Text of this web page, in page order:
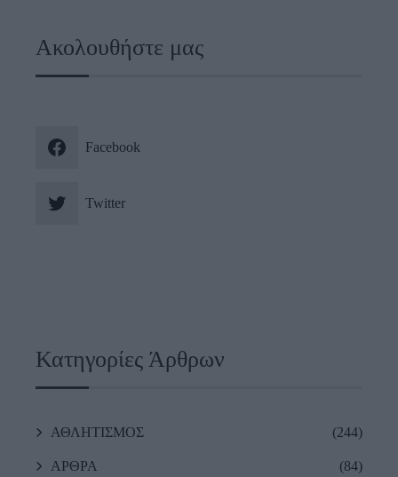
Ακολουθήστε μας
Facebook
Twitter
Κατηγορίες Άρθρων
ΑΘΛΗΤΙΣΜΟΣ (244)
ΑΡΘΡΑ (84)